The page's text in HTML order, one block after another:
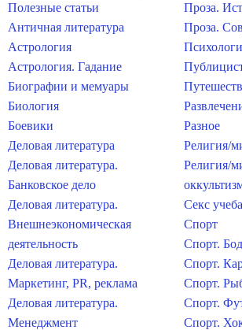
Полезные статьи
Античная литература
Астрология
Астрология. Гадание
Биографии и мемуары
Биология
Боевики
Деловая литература
Деловая литература.
Банковское дело
Деловая литература.
Внешнеэкономическая
деятельность
Деловая литература.
Маркетинг, PR, реклама
Деловая литература.
Менеджмент
Проза.
Проза.
Разное
Религия/
Религия/
Секс учеба
Спорт
Спорт.
Спорт.
Спорт.
Спорт.
Спорт.